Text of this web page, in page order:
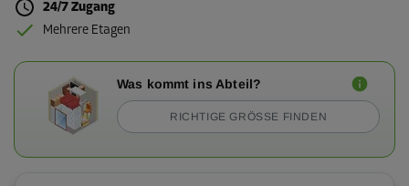
24/7 Zugang
Mehrere Etagen
Was kommt ins Abteil?
RICHTIGE GRÖSSE FINDEN